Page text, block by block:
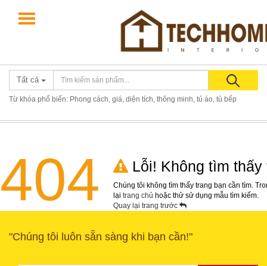
Điều khoản Liên hệ 0867581118
Tất cả
Từ khóa phổ biến: Phong cách, giá, diện tích, thông minh, tủ áo, tủ bếp
404 Lỗi! Không tìm thấy
Chúng tôi không tìm thấy trang bạn cần tìm.
lại trang chủ hoặc thử sử dụng mẫu tìm kiếm.
Quay lại trang trước
"Chúng tôi luôn sẵn sàng khi bạn cần!"